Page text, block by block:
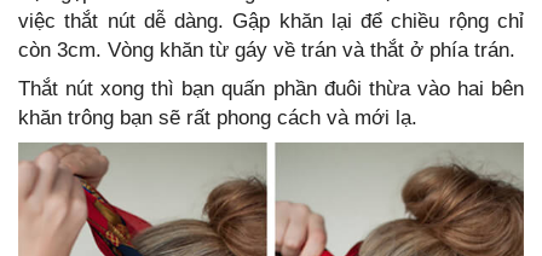
việc thắt nút dễ dàng. Gập khăn lại để chiều rộng chỉ
còn 3cm. Vòng khăn từ gáy về trán và thắt ở phía trán.
Thắt nút xong thì bạn quấn phần đuôi thừa vào hai bên
khăn trông bạn sẽ rất phong cách và mới lạ.